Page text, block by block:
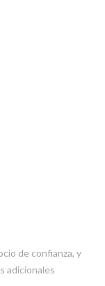
de confianza, y
adicionales